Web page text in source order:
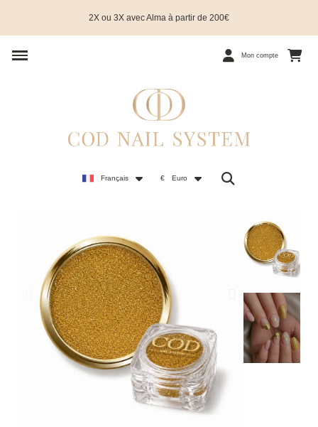
2X ou 3X avec Alma à partir de 200€
Mon compte
Français € Euro